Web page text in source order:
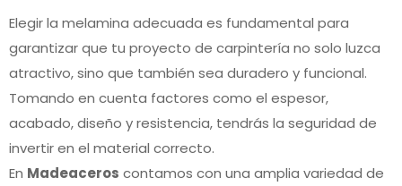
Elegir la melamina adecuada es fundamental para
garantizar que tu proyecto de carpintería no solo luzca
atractivo, sino que también sea duradero y funcional.
Tomando en cuenta factores como el espesor,
acabado, diseño y resistencia, tendrás la seguridad de
invertir en el material correcto.
En Madeaceros contamos con una amplia variedad de